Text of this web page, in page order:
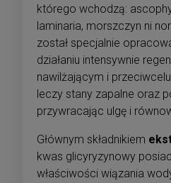
którego wchodzą:
laminaria, morszczyn ni
został specjalnie
działaniu intensywnie
nawilżającym i
leczy stany zapalne oraz
przywracając ulgę i
Głównym składnikiem
kwas glicyryzynowy
właściwości wiązania